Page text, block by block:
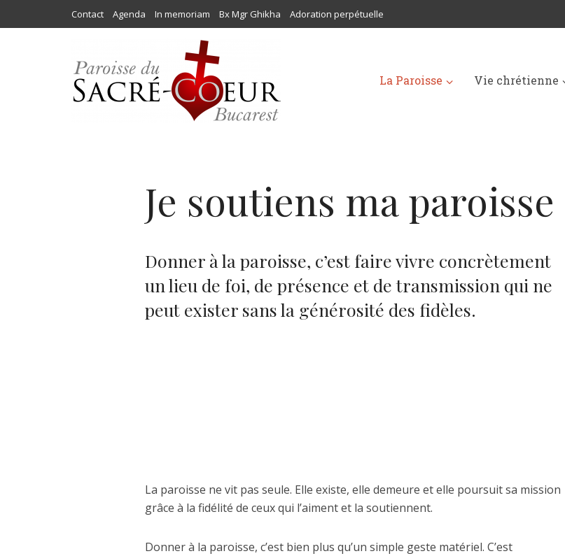
Contact Agenda In memoriam Bx Mgr Ghikha Adoration perpétuelle
La Paroisse Vie chrétienne
Je soutiens ma paroisse
Donner à la paroisse, c’est faire vivre concrètement
un lieu de foi, de présence et de transmission qui ne
peut exister sans la générosité des fidèles.
La paroisse ne vit pas seule. Elle existe, elle demeure et elle poursuit sa mission
grâce à la fidélité de ceux qui l’aiment et la soutiennent.
Donner à la paroisse, c’est bien plus qu’un simple geste matériel. C’est